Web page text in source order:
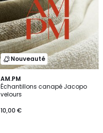
Nouveauté
AM.PM
Échantillons canapé Jacopo
velours
10,00 €